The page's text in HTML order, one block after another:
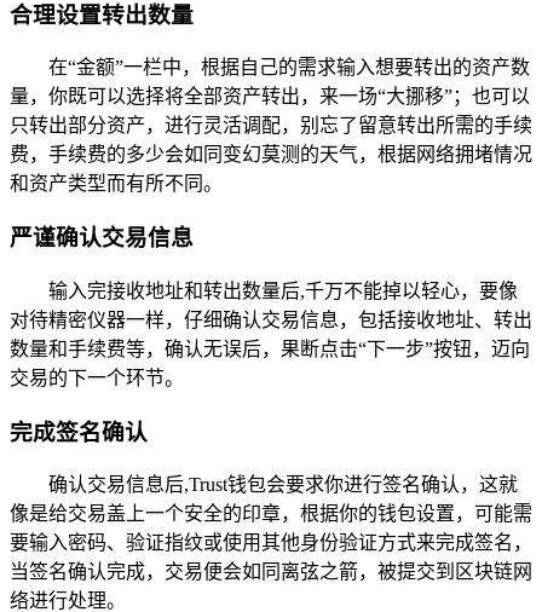
合理设置转出数量
在“金额”一栏中，根据自己的需求输入想要转出的资产数
量，你既可以选择将全部资产转出，来一场“大挪移”；也可以
只转出部分资产，进行灵活调配，别忘了留意转出所需的手续
费，手续费的多少会如同变幻莫测的天气，根据网络拥堵情况
和资产类型而有所不同。
严谨确认交易信息
输入完接收地址和转出数量后,千万不能掉以轻心，要像
对待精密仪器一样，仔细确认交易信息，包括接收地址、转出
数量和手续费等，确认无误后，果断点击“下一步”按钮，迈向
交易的下一个环节。
完成签名确认
确认交易信息后,Trust钱包会要求你进行签名确认，这就
像是给交易盖上一个安全的印章，根据你的钱包设置，可能需
要输入密码、验证指纹或使用其他身份验证方式来完成签名，
当签名确认完成，交易便会如同离弦之箭，被提交到区块链网
络进行处理。